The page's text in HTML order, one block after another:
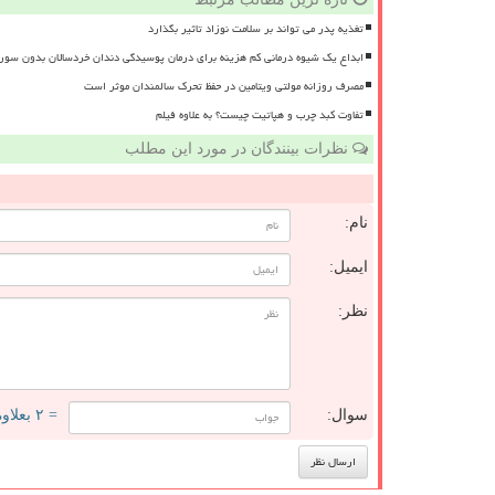
تغذیه پدر می تواند بر سلامت نوزاد تاثیر بگذارد
ابداع یک شیوه درمانی کم هزینه برای درمان پوسیدگی دندان خردسالان بدون
مصرف روزانه مولتی ویتامین در حفظ تحرک سالمندان موثر است
تفاوت کبد چرب و هپاتیت چیست؟ به علاوه فیلم
نظرات بینندگان در مورد این مطلب
نام:
ایمیل:
نظر:
سوال: = ۲ بعلاوه ۳